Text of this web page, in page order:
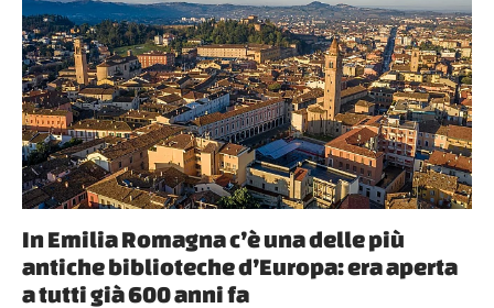
In Emilia Romagna c’è una delle più
antiche biblioteche d’Europa: era aperta
a tutti già 600 anni fa